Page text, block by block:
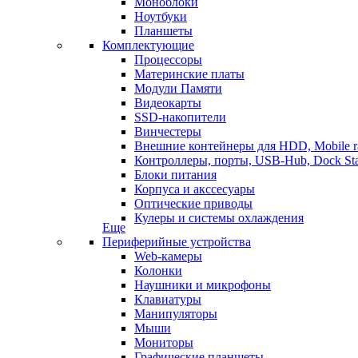
Ноутбуки
Планшеты
Комплектующие
Процессоры
Материнские платы
Модули Памяти
Видеокарты
SSD-накопители
Винчестеры
Внешние контейнеры для HDD, Mobile
Контроллеры, порты, USB-Hub, Dock
Блоки питания
Корпуса и акссесуары
Оптические приводы
Кулеры и системы охлаждения
Еще
Периферийные устройства
Web-камеры
Колонки
Наушники и микрофоны
Клавиатуры
Манипуляторы
Мыши
Мониторы